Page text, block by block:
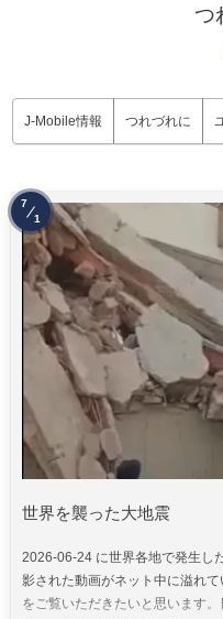
つ
J-Mobile情報 つれづれに
世界を襲った大地震
2026-06-24 に世界各地で発生し
影された動画がネット中に溢れ
をご覧いただきたいと思います
7
1